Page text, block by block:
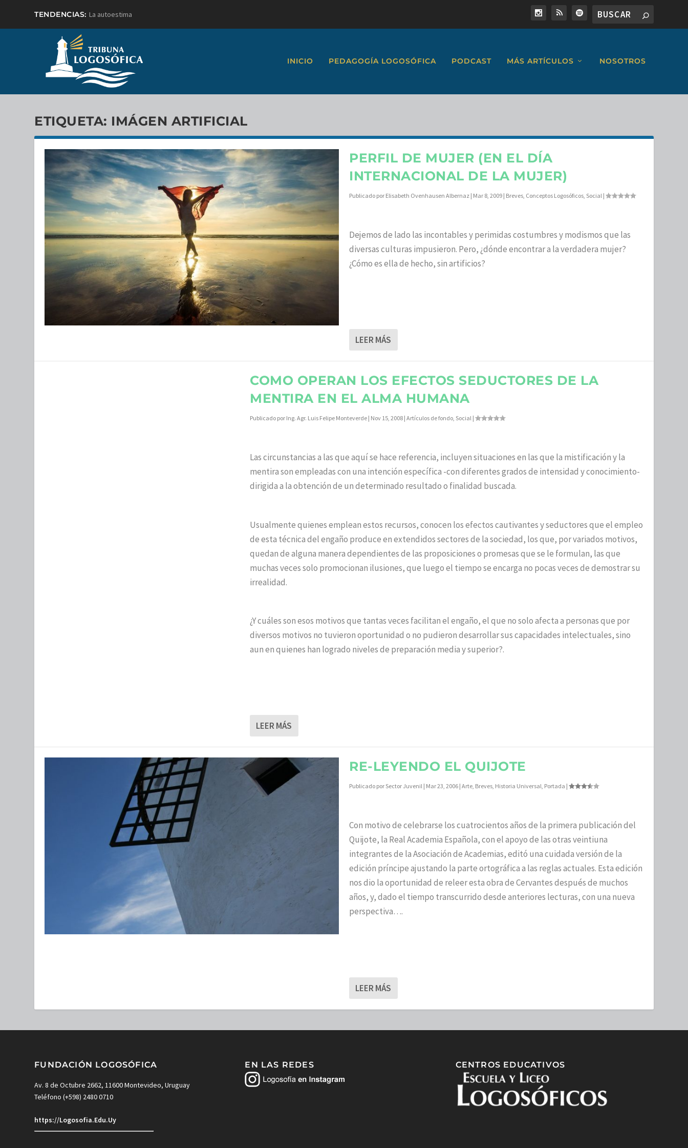
TENDENCIAS: La autoestima
INICIO PEDAGOGÍA LOGOSÓFICA PODCAST MÁS ARTÍCULOS NOSOTROS
ETIQUETA: IMÁGEN ARTIFICIAL
PERFIL DE MUJER (EN EL DÍA
INTERNACIONAL DE LA MUJER)
Publicado por Elisabeth Ovenhausen Albernaz | Mar 8, 2009 | Breves Conceptos Logosóficos Social |
Dejemos de lado las incontables y perimidas costumbres y modismos que las
diversas culturas impusieron. Pero, ¿dónde encontrar a la verdadera mujer?
¿Cómo es ella de hecho, sin artificios?
LEER MÁS
COMO OPERAN LOS EFECTOS SEDUCTORES DE LA
MENTIRA EN EL ALMA HUMANA
Publicado por Ing. Agr. Luis Felipe Monteverde | Nov 15, 2008 |Artículos de fondo, Social |
Las circunstancias a las que aquí se hace referencia, incluyen situaciones en las que la mistificación y la
mentira son empleadas con una intención específica -con diferentes grados de intensidad y conocimiento-
dirigida a la obtención de un determinado resultado o finalidad buscada.
Usualmente quienes emplean estos recursos, conocen los efectos cautivantes y seductores que el empleo
de esta técnica del engaño produce en extendidos sectores de la sociedad, los que, por variados motivos,
quedan de alguna manera dependientes de las proposiciones o promesas que se le formulan, las que
muchas veces solo promocionan ilusiones, que luego el tiempo se encarga no pocas veces de demostrar su
irrealidad.
¿Y cuáles son esos motivos que tantas veces facilitan el engaño, el que no solo afecta a personas que por
diversos motivos no tuvieron oportunidad o no pudieron desarrollar sus capacidades intelectuales, sino
aun en quienes han logrado niveles de preparación media y superior?.
LEER MÁS
RE-LEYENDO EL QUIJOTE
Publicado por Sector Juvenil | Mar 23, 2006 | Arte, Breves, Historia Universal, Portada |
Con motivo de celebrarse los cuatrocientos años de la primera publicación del
Quijote, la Real Academia Española, con el apoyo de las otras veintiuna
integrantes de la Asociación de Academias, editó una cuidada versión de la
edición príncipe ajustando la parte ortográfica a las reglas actuales. Esta edición
nos dio la oportunidad de releer esta obra de Cervantes después de muchos
años, y, dado el tiempo transcurrido desde anteriores lecturas, con una nueva
perspectiva….
LEER MÁS
FUNDACIÓN LOGOSÓFICA
Av. 8 de Octubre 2662, 11600 Montevideo, Uruguay
Teléfono (+598) 2480 0710
https://Logosofia.Edu.Uy
EN LAS REDES CENTROS EDUCATIVOS